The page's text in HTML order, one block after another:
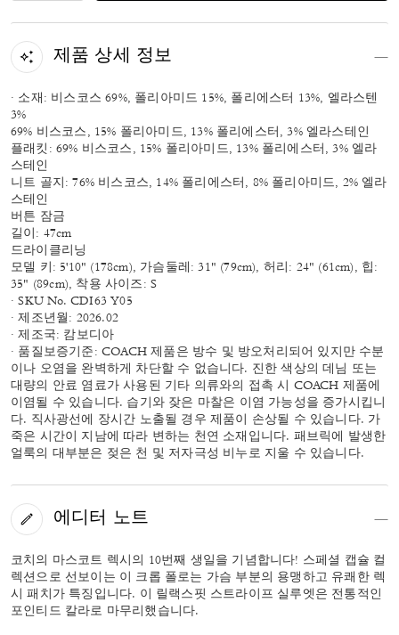
제품 상세 정보
· 소재: 비스코스 69%, 폴리아미드 15%, 폴리에스터 13%, 엘라스텐
3%
69% 비스코스, 15% 폴리아미드, 13% 폴리에스터, 3% 엘라스테인
플래킷: 69% 비스코스, 15% 폴리아미드, 13% 폴리에스터, 3% 엘라
스테인
니트 골지: 76% 비스코스, 14% 폴리에스터, 8% 폴리아미드, 2% 엘라
스테인
버튼 잠금
길이: 47cm
드라이클리닝
모델 키: 5'10" (178cm), 가슴둘레: 31" (79cm), 허리: 24" (61cm), 힙:
35" (89cm), 착용 사이즈: S
· SKU No. CDI63 Y05
· 제조년월: 2026.02
· 제조국: 캄보디아
· 품질보증기준: COACH 제품은 방수 및 방오처리되어 있지만 수분
이나 오염을 완벽하게 차단할 수 없습니다. 진한 색상의 데님 또는
대량의 안료 염료가 사용된 기타 의류와의 접촉 시 COACH 제품에
이염될 수 있습니다. 습기와 잦은 마찰은 이염 가능성을 증가시킵니
다. 직사광선에 장시간 노출될 경우 제품이 손상될 수 있습니다. 가
죽은 시간이 지남에 따라 변하는 천연 소재입니다. 패브릭에 발생한
얼룩의 대부분은 젖은 천 및 저자극성 비누로 지울 수 있습니다.
에디터 노트
코치의 마스코트 렉시의 10번째 생일을 기념합니다! 스페셜 캡슐 컬
렉션으로 선보이는 이 크롭 폴로는 가슴 부분의 용맹하고 유쾌한 렉
시 패치가 특징입니다. 이 릴랙스핏 스트라이프 실루엣은 전통적인
포인티드 칼라로 마무리했습니다.